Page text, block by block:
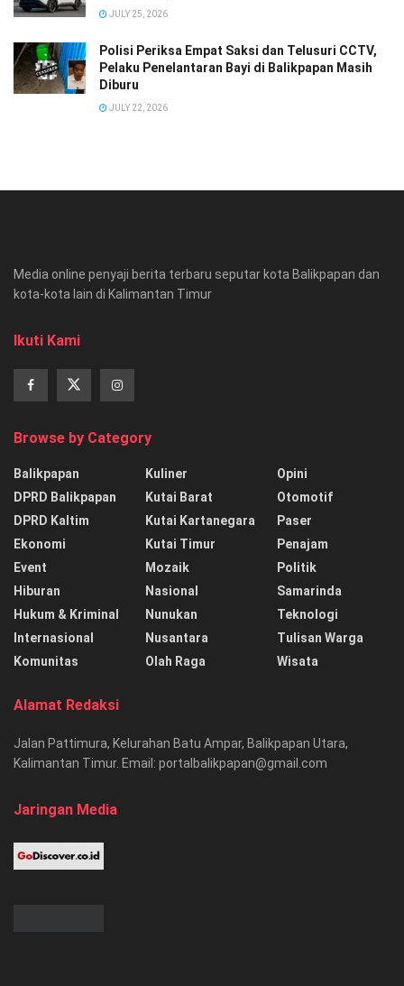
JULY 25, 2026
Polisi Periksa Empat Saksi dan Telusuri CCTV,
Pelaku Penelantaran Bayi di Balikpapan Masih
Diburu
JULY 22, 2026
Media online penyaji berita terbaru seputar kota Balikpapan dan
kota-kota lain di Kalimantan Timur
Ikuti Kami
Browse by Category
Balikpapan
DPRD Balikpapan
DPRD Kaltim
Ekonomi
Event
Hiburan
Hukum & Kriminal
Internasional
Komunitas
Kuliner
Kutai Barat
Kutai Kartanegara
Kutai Timur
Mozaik
Nasional
Nunukan
Nusantara
Olah Raga
Opini
Otomotif
Paser
Penajam
Politik
Samarinda
Teknologi
Tulisan Warga
Wisata
Alamat Redaksi
Jalan Pattimura, Kelurahan Batu Ampar, Balikpapan Utara,
Kalimantan Timur. Email: portalbalikpapan@gmail.com
Jaringan Media